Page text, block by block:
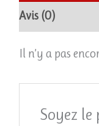
Avis (0)
Il n’y a pas
Soyez